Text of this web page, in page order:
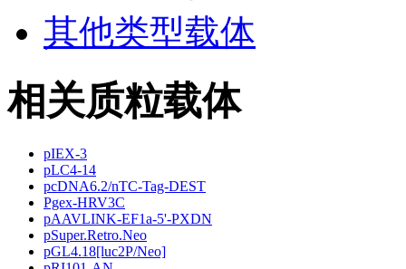
其他类型载体
相关质粒载体
pIEX-3
pLC4-14
pcDNA6.2/nTC-Tag-DEST
Pgex-HRV3C
pAAVLINK-EF1a-5'-PXDN
pSuper.Retro.Neo
pGL4.18[luc2P/Neo]